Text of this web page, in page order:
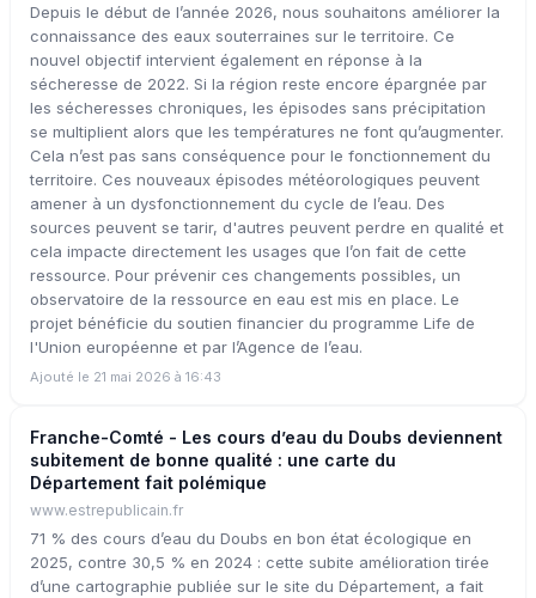
Depuis le début de l’année 2026, nous souhaitons améliorer la
connaissance des eaux souterraines sur le territoire. Ce
nouvel objectif intervient également en réponse à la
sécheresse de 2022. Si la région reste encore épargnée par
les sécheresses chroniques, les épisodes sans précipitation
se multiplient alors que les températures ne font qu’augmenter.
Cela n’est pas sans conséquence pour le fonctionnement du
territoire. Ces nouveaux épisodes météorologiques peuvent
amener à un dysfonctionnement du cycle de l’eau. Des
sources peuvent se tarir, d'autres peuvent perdre en qualité et
cela impacte directement les usages que l’on fait de cette
ressource. Pour prévenir ces changements possibles, un
observatoire de la ressource en eau est mis en place. Le
projet bénéficie du soutien financier du programme Life de
l'Union européenne et par l’Agence de l’eau.
Ajouté le 21 mai 2026 à 16:43
Franche-Comté - Les cours d’eau du Doubs deviennent
subitement de bonne qualité : une carte du
Département fait polémique
www.estrepublicain.fr
71 % des cours d’eau du Doubs en bon état écologique en
2025, contre 30,5 % en 2024 : cette subite amélioration tirée
d’une cartographie publiée sur le site du Département, a fait